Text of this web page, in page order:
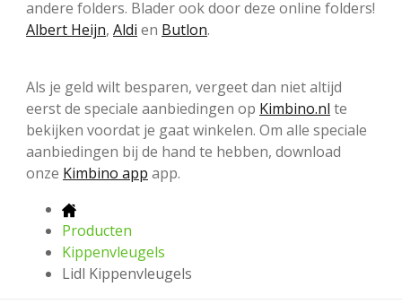
andere folders. Blader ook door deze online folders!
Albert Heijn, Aldi en Butlon.
Als je geld wilt besparen, vergeet dan niet altijd
eerst de speciale aanbiedingen op Kimbino.nl te
bekijken voordat je gaat winkelen. Om alle speciale
aanbiedingen bij de hand te hebben, download
onze Kimbino app app.
Producten
Kippenvleugels
Lidl Kippenvleugels